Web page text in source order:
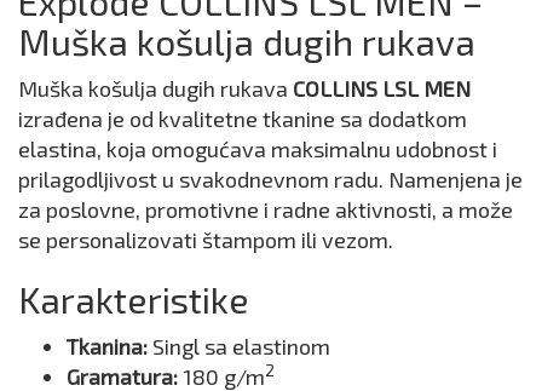
Muška košulja dugih rukava
Muška košulja dugih rukava COLLINS LSL MEN
izrađena je od kvalitetne tkanine sa dodatkom
elastina, koja omogućava maksimalnu udobnost i
prilagodljivost u svakodnevnom radu. Namenjena je
za poslovne, promotivne i radne aktivnosti, a može
se personalizovati štampom ili vezom.
Karakteristike
Tkanina: Singl sa elastinom
Gramatura: 180 g/m2